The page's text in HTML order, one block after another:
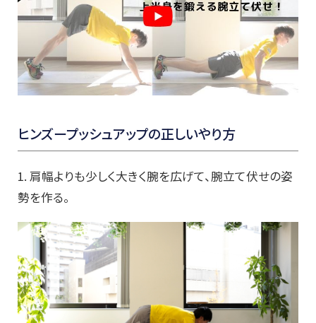
ヒンズープッシュアップの正しいやり方
1. 肩幅よりも少しく大きく腕を広げて、腕立て伏せの姿
勢を作る。